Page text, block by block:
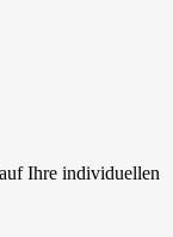
Ihre individuellen